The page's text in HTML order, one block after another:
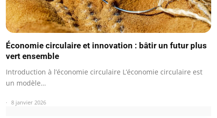
Économie circulaire et innovation : bâtir un futur plus
vert ensemble
Introduction à l’économie circulaire L’économie circulaire est
un modèle…
8 janvier 2026